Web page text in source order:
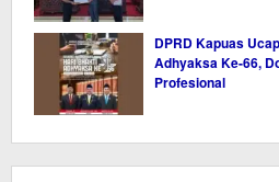
DPRD Kapuas
Adhyaksa Ke-66,
Profesional